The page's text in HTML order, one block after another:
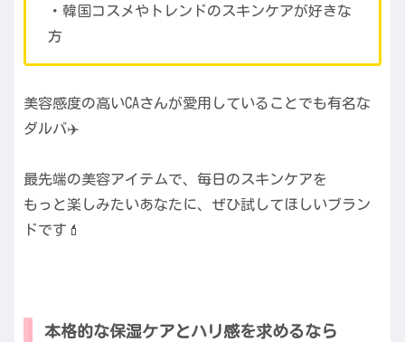
・韓国コスメやトレンドのスキンケアが好きな
方
美容感度の高いCAさんが愛用していることでも有名な
ダルバ✈️
最先端の美容アイテムで、毎日のスキンケアを
もっと楽しみたいあなたに、ぜひ試してほしいブラン
ドです💄
本格的な保湿ケアとハリ感を求めるなら